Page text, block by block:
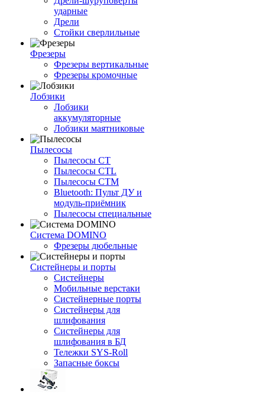
ударные
Дрели
Стойки сверлильные
Фрезеры
Фрезеры вертикальные
Фрезеры кромочные
Лобзики
Лобзики
аккумуляторные
Лобзики маятниковые
Пылесосы
Пылесосы CT
Пылесосы CTL
Пылесосы CTM
Bluetooth: Пульт ДУ и
модуль-приёмник
Пылесосы специальные
Система DOMINO
Фрезеры дюбельные
Систейнеры и порты
Систейнеры
Мобильные верстаки
Систейнерные порты
Систейнеры для
шлифования
Систейнеры для
шлифования в БД
Тележки SYS-Roll
Запасные боксы